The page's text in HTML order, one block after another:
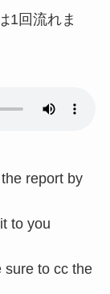
1回流れま
report by
to you
sure to cc the